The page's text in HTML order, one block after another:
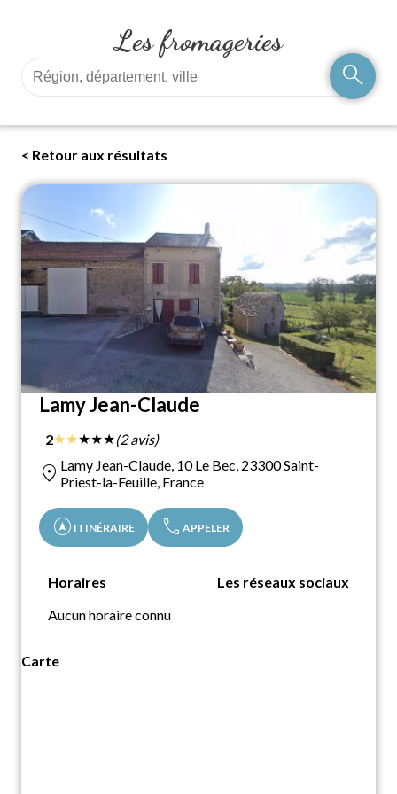
Les fromageries
search
< Retour aux résultats
Lamy Jean-Claude
2★★★★★(2 avis)
location_on Lamy Jean-Claude, 10 Le Bec, 23300 Saint-
Priest-la-Feuille, France
assistant_navigation ITINÉRAIRE call APPELER
Horaires
Aucun horaire connu
Les réseaux sociaux
Carte